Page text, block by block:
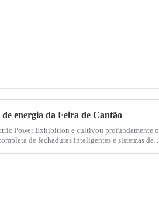
energia da Feira de Cantão
Power Exhibition e cultivou profundamente o
de fechaduras inteligentes e sistemas de